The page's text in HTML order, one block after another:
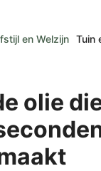
en Welzijn Tuin
olie